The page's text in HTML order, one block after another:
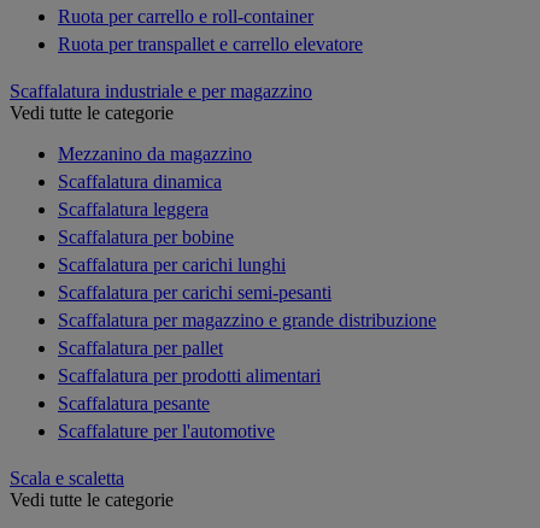
Ruota per carrello e roll-container
Ruota per transpallet e carrello elevatore
Scaffalatura industriale e per magazzino
Vedi tutte le categorie
Mezzanino da magazzino
Scaffalatura dinamica
Scaffalatura leggera
Scaffalatura per bobine
Scaffalatura per carichi lunghi
Scaffalatura per carichi semi-pesanti
Scaffalatura per magazzino e grande distribuzione
Scaffalatura per pallet
Scaffalatura per prodotti alimentari
Scaffalatura pesante
Scaffalature per l'automotive
Scala e scaletta
Vedi tutte le categorie